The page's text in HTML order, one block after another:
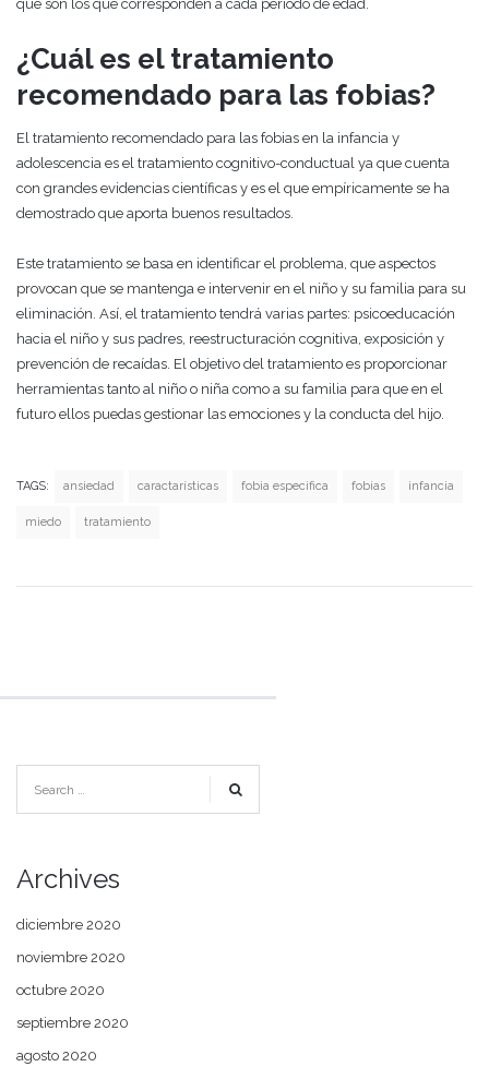
que son los que corresponden a cada periodo de edad.
¿Cuál es el tratamiento
recomendado para las fobias?
El tratamiento recomendado para las fobias en la infancia y
adolescencia es el tratamiento cognitivo-conductual ya que cuenta
con grandes evidencias científicas y es el que empíricamente se ha
demostrado que aporta buenos resultados.
Este tratamiento se basa en identificar el problema, que aspectos
provocan que se mantenga e intervenir en el niño y su familia para su
eliminación. Así, el tratamiento tendrá varias partes: psicoeducación
hacia el niño y sus padres, reestructuración cognitiva, exposición y
prevención de recaídas. El objetivo del tratamiento es proporcionar
herramientas tanto al niño o niña como a su familia para que en el
futuro ellos puedas gestionar las emociones y la conducta del hijo.
TAGS: ansiedad caractarísticas fobia especifica fobias infancia
miedo tratamiento
Archives
diciembre 2020
noviembre 2020
octubre 2020
septiembre 2020
agosto 2020